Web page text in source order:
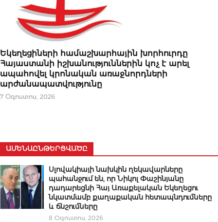
ՀՐԱՊԱՐԱԿԱԽՈՍՈՒԹՅՈՒՆ
Եկեղեցիների համաշխարհային խորհուրդը
Հայաստանի իշխանություններին կոչ է արել
ապահովել կրոնական առաջնորդների
արժանապատվությունը
7 Օգոստոս, 2026
ԱՄԵՆԱԸՆԹԵՐՑՎԱԾԸ
Սլովակիայի նախկին ղեկավարները
պահանջում են, որ Նիկոլ Փաշինյանը
դադարեցնի Հայ Առաքելական Եկեղեցու
նկատմամբ քաղաքական հետապնդումները
և ճնշումները
8 Օգոստոս, 2026